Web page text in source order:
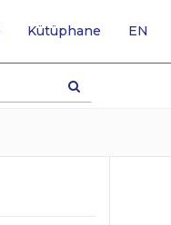
Kütüphane EN